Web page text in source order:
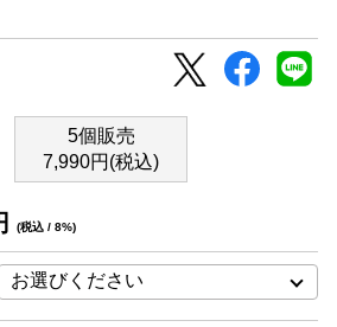
5個販売
7,990円(税込)
(税込 / 8%)